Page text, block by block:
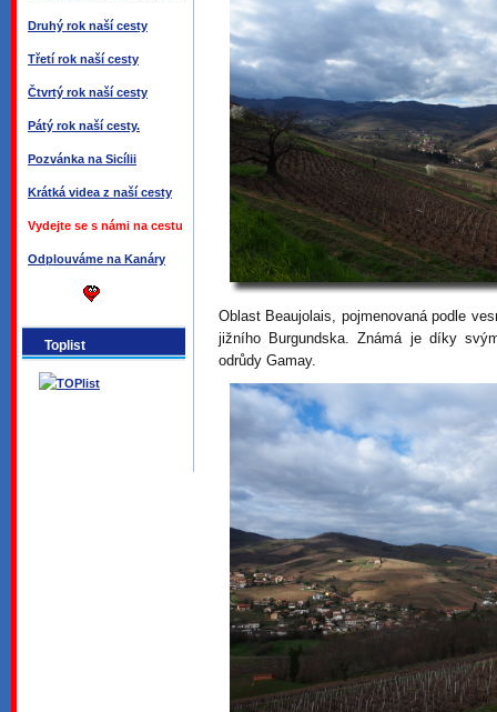
Druhý rok naší cesty
Třetí rok naší cesty
Čtvrtý rok naší cesty
Pátý rok naší cesty.
Pozvánka na Sicílii
Krátká videa z naší cesty
Vydejte se s námi na cestu
Odplouváme na Kanáry
Toplist
Oblast Beaujolais, pojmenovaná podle
jižního Burgundska. Známá je díky
odrůdy Gamay.